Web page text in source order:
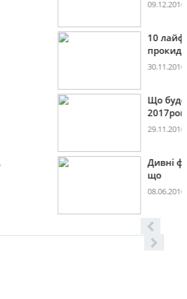
10 лайфхаків: як легко
Що буде модним у
Дивні факти зі сфери іт,